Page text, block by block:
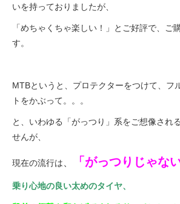
法人様向け割引
その他
会社概要
個人情報保護
いを持っておりましたが、
「めちゃくちゃ楽しい！」とご好評で、ご
す。
MTBというと、プロテクターをつけて、フ
トをかぶって。。。
と、いわゆる「がっつり」系をご想像され
せんが、
現在の流行は 「がっつりじゃな
乗り心地の良い太めのタイヤ、